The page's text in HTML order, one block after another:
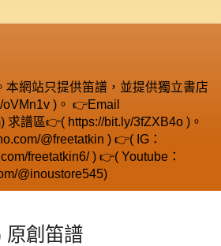
本網站只提供笛譜，並提供獨立書店
)。 👉Email
求譜區👉( https://bit.ly/3fZXB4o )。
@freetatkin ) 👉( IG：
freetatkin6/ ) 👉( Youtube：
@inoustore545)
原創笛譜